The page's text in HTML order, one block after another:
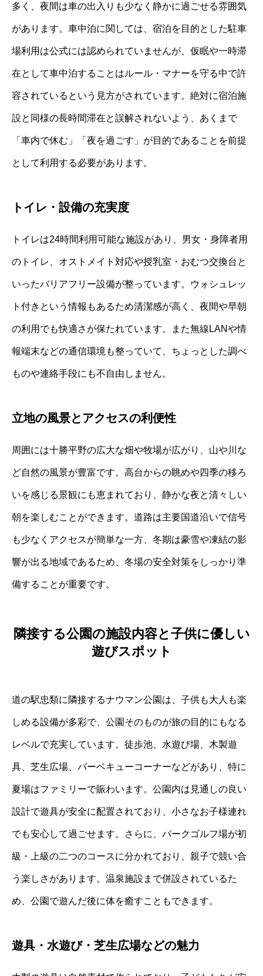
多く、夜間は車の出入りも少なく静かに過ごせる雰囲気
があります。車中泊に関しては、宿泊を目的とした駐車
場利用は公式には認められていませんが、仮眠や一時滞
在として車中泊することはルール・マナーを守る中で許
容されているという見方がされています。絶対に宿泊施
設と同様の長時間滞在と誤解されないよう、あくまで
「車内で休む」「夜を過ごす」が目的であることを前提
として利用する必要があります。
トイレ・設備の充実度
トイレは24時間利用可能な施設があり、男女・身障者用
のトイレ、オストメイト対応や授乳室・おむつ交換台と
いったバリアフリー設備が整っています。ウォシュレッ
ト付きという情報もあるため清潔感が高く、夜間や早朝
の利用でも快適さが保たれています。また無線LANや情
報端末などの通信環境も整っていて、ちょっとした調べ
ものや連絡手段にも不自由しません。
立地の風景とアクセスの利便性
周囲には十勝平野の広大な畑や牧場が広がり、山や川な
ど自然の風景が豊富です。高台からの眺めや四季の移ろ
いを感じる景観にも恵まれており、静かな夜と清々しい
朝を楽しむことができます。道路は主要国道沿いで信号
も少なくアクセスが簡単な一方、冬期は豪雪や凍結の影
響が出る地域であるため、冬場の安全対策をしっかり準
備することが重要です。
隣接する公園の施設内容と子供に優しい
遊びスポット
道の駅忠類に隣接するナウマン公園は、子供も大人も楽
しめる設備が多彩で、公園そのものが旅の目的にもなる
レベルで充実しています。徒歩池、水遊び場、木製遊
具、芝生広場、バーベキューコーナーなどがあり、特に
夏場はファミリーで賑わいます。公園内は見通しの良い
設計で遊具が安全に配置されており、小さなお子様連れ
でも安心して過ごせます。さらに、パークゴルフ場が初
級・上級の二つのコースに分かれており、親子で競い合
う楽しさがあります。温泉施設まで併設されているた
め、公園で遊んだ後に体を癒すこともできます。
遊具・水遊び・芝生広場などの魅力